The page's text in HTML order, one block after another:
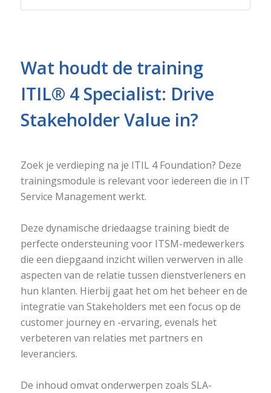
Wat houdt de training
ITIL® 4 Specialist: Drive
Stakeholder Value in?
Zoek je verdieping na je ITIL 4 Foundation? Deze
trainingsmodule is relevant voor iedereen die in IT
Service Management werkt.
Deze dynamische driedaagse training biedt de
perfecte ondersteuning voor ITSM-medewerkers
die een diepgaand inzicht willen verwerven in alle
aspecten van de relatie tussen dienstverleners en
hun klanten. Hierbij gaat het om het beheer en de
integratie van Stakeholders met een focus op de
customer journey en -ervaring, evenals het
verbeteren van relaties met partners en
leveranciers.
De inhoud omvat onderwerpen zoals SLA-